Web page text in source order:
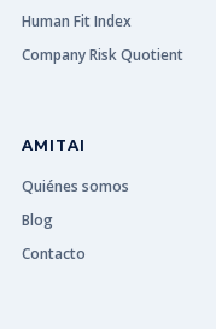
Human Fit Index
Company Risk Quotient
AMITAI
Quiénes somos
Blog
Contacto